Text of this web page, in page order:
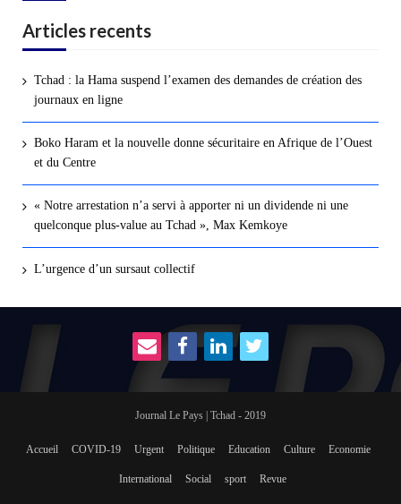
Articles recents
Tchad : la Hama suspend l’examen des demandes de création des
journaux en ligne
Boko Haram et la nouvelle donne sécuritaire en Afrique de l’Ouest
et du Centre
« Notre arrestation n’a servi à apporter ni un dividende ni une
quelconque plus-value au Tchad », Max Kemkoye
L’urgence d’un sursaut collectif
Journal Le Pays | Tchad - 2019
Accueil COVID-19 Urgent Politique Education Culture Economie
International Social sport Revue